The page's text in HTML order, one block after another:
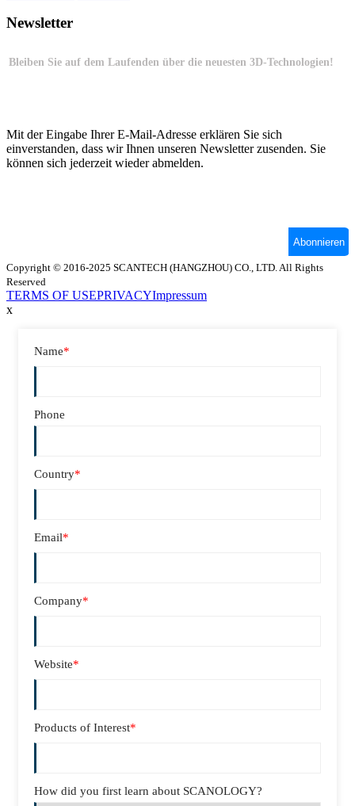
Newsletter
Copyright © 2016-2025 SCANTECH (HANGZHOU) CO., LTD. All Rights
Reserved
TERMS OF USEPRIVACYImpressum
x
Name*
Phone
Country*
Email*
Company*
Website*
Products of Interest*
How did you first learn about SCANOLOGY?